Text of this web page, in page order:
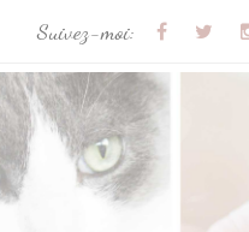
Suivez-moi: